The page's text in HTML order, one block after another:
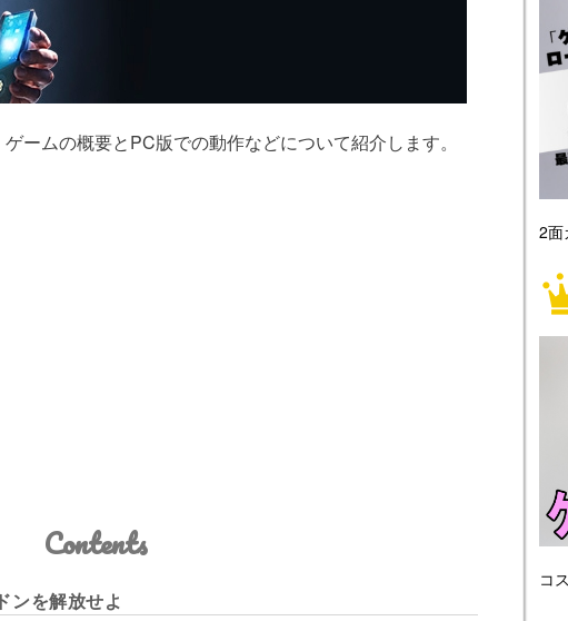
ームの概要とPC版での動作などについて紹介します。
Contents
ンを解放せよ
2面
コ